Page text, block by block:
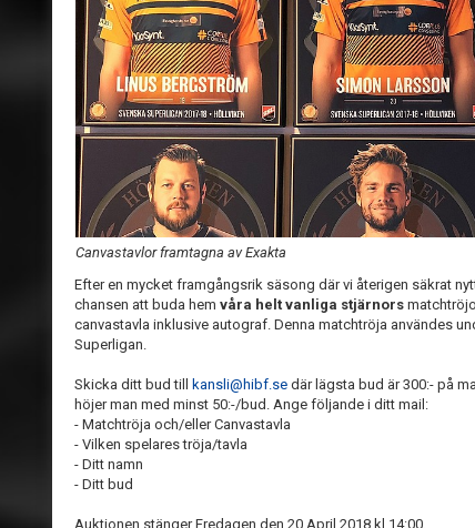
Canvastavlor framtagna av Exakta
Efter en mycket framgångsrik säsong där vi återigen säkrat
chansen att buda hem våra helt vanliga stjärnors
canvastavla inklusive autograf. Denna matchtröja användes
Superligan.
Skicka ditt bud till kansli@hibf.se där lägsta bud är 300:- på
höjer man med minst 50:-/bud. Ange följande i ditt mail:
- Matchtröja och/eller Canvastavla
- Vilken spelares tröja/tavla
- Ditt namn
- Ditt bud
Auktionen stänger Fredagen den 20 April 2018 kl 14:00.